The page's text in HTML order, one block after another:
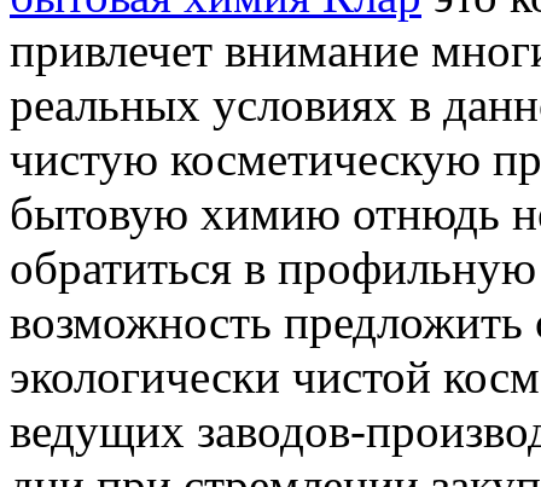
привлечет внимание
реальных условиях в
чистую косметическую
бытовую химию отнюдь
обратиться в
возможность
экологически чистой
ведущих заводов-